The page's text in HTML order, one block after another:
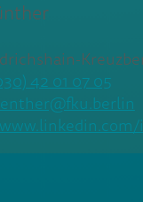
42 01 07 05